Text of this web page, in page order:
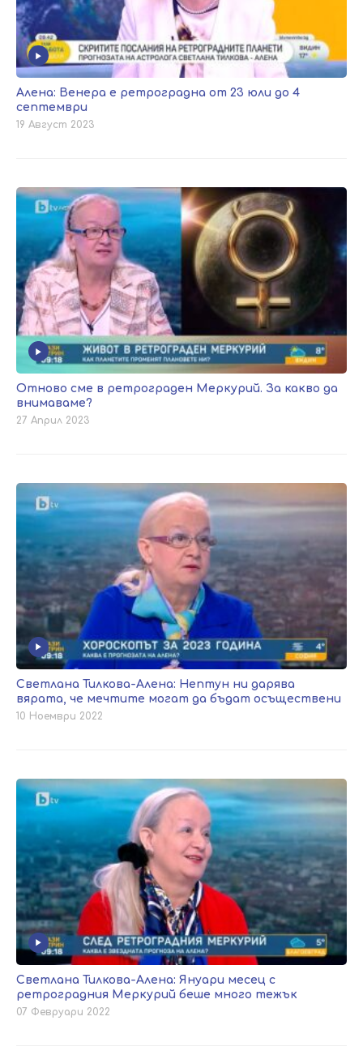
Алена: Венера е ретроградна от 23 юли до 4
септември
19 Август 2023
Отново сме в ретрограден Меркурий. За какво да
внимаваме?
27 Април 2023
Светлана Тилкова-Алена: Нептун ни дарява
вярата, че мечтите могат да бъдат осъществени
10 Ноември 2022
Светлана Тилкова-Алена: Януари месец с
ретроградния Меркурий беше много тежък
07 Февруари 2022